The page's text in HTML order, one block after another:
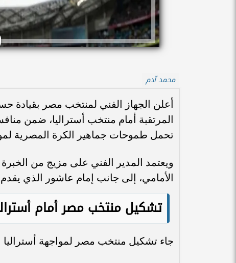
محمد آدم
أعلن الجهاز الفني لمنتخب مصر
تحمل طموحات جماهير الكرة المصرية
ويعتمد المدير الفني على مزيج من
الأمامي، إلى جانب إمام عاشور الذي
تشكيل منتخب مصر أمام
جاء تشكيل منتخب مصر لمواجهة أستراليا